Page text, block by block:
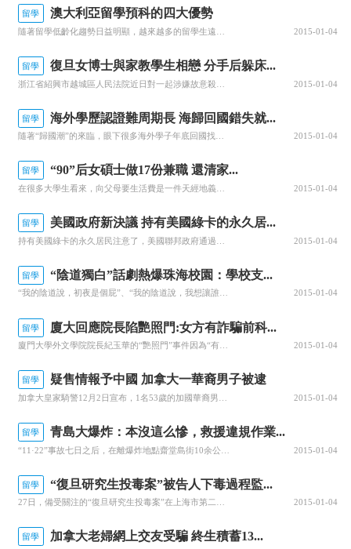
留學 澳大利亞留學預科的四大優勢
2015-01-04
留學 復旦女博士與家教學生相戀 分手后躲床...
2015-01-04
留學 海外學歷認證難周期長 海歸回國錯失就...
2015-01-04
留學 “90”后女碩士做17份兼職 還清家...
在很多大學生看來，向父母要生活費是一件天經地義的事。然而，對于“90后”的女大學生武曉妹，大學期間她不僅沒向家里要過一分錢，還先后做了17 份兼職，還清家里所有債務，功課學術樣樣都很牛。昨日，團中央“我的中國夢——奮斗的青春最美麗&rdq... 2015-01-04
留學 美國政府新決議 持有美國綠卡的永久居...
2015-01-04
留學 “陰道獨白”話劇熱爆珠海校園：學校支...
“我的陰道說，初夜是個屁”、“我的陰道說，我想讓誰進入，就讓誰進入”近日，一組由“北外性別行動小組”拍攝的女生“陰道自白”照引來眾多網友熱議。據了解，這組照片是該校女生為其自制話劇《陰道之道》拍攝的宣傳... 2015-01-04
留學 廈大回應院長陷艷照門:女方有詐騙前科...
廈門大學外文學院院長紀玉華的“艷照門”事件因為“有圖有真相”近日成為網絡熱點。廈門大學接受“中國網事”記者獨家采訪時回應稱，紀玉華已經不再擔任院長職務，女方“有許多撒謊行為”，校方正在配合警方進行調查。... 2015-01-04
留學 疑售情報予中國 加拿大一華裔男子被逮
2015-01-04
留學 青島大爆炸：本沒這么慘，救援違規作業...
“11·22”事故七日之后，在離爆炸地點齋堂島街10余公里的一家酒店，已有來自國家安監局、公安部門、石油系統和研究機構的50余名專家陸續加入調查工作。卷入事件的地方政府和中石化公司人員不斷往來酒店，送來圖紙和材料。一位參會人士記得，安監總局官員要求，&ldqu... 2015-01-04
留學 “復旦研究生投毒案”被告人下毒過程監...
2015-01-04
留學 加拿大老婦網上交友受騙 終生積蓄13...